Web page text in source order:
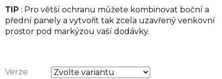
Verze
TIP : Pro větší ochranu můžete kombinovat boční a
přední panely a vytvořit tak zcela uzavřený venkovní
prostor pod markýzou vaší dodávky.